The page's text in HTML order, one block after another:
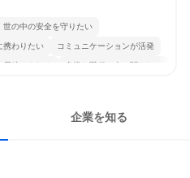
世の中の安全を守りたい
携わりたい コミュニケーションが活発
続けられる 多様な職種の人と関われる
企業を知る